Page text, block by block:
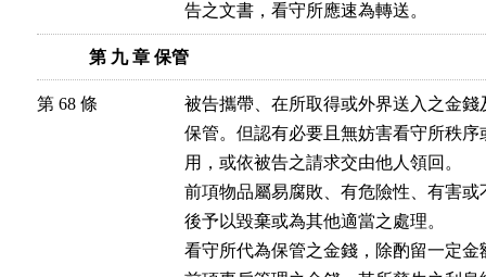
告之文書，看守所應速為轉送。
第 九 章 保管
第 68 條
被告攜帶、在所取得或外界送入之金
保管。但認有必要且無妨害看守所秩
用，或依被告之請求交由他人領回。
前項物品屬易腐敗、有危險性、有害
後予以毀棄或為其他適當之處理。
看守所代為保管之金錢，除酌留一定